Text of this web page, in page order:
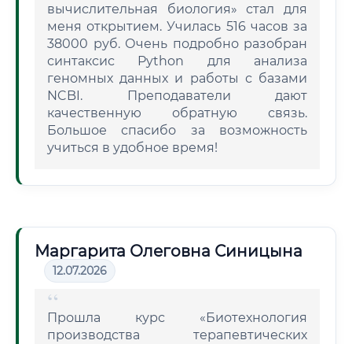
вычислительная биология» стал для
меня открытием. Училась 516 часов за
38000 руб. Очень подробно разобран
синтаксис Python для анализа
геномных данных и работы с базами
NCBI. Преподаватели дают
качественную обратную связь.
Большое спасибо за возможность
учиться в удобное время!
Маргарита Олеговна Синицына
12.07.2026
Прошла курс «Биотехнология
производства терапевтических